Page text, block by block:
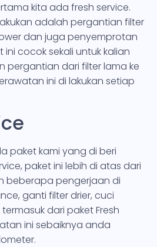
kita ada fresh service.
adalah pergantian filter
dan juga penyemprotan
ini cocok sekali untuk kalian
pergantian dari filter lama ke
ini di lakukan setiap
paket kami yang di beri
paket ini lebih di atas dari
beberapa pengerjaan di
ganti filter drier, cuci
dari paket Fresh
ini sebaiknya anda